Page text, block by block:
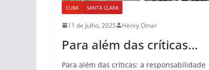
CUBA SANTA CLARA
11 de Julho, 2025 Henry Omar
Para além das críticas…
Para além das críticas: a responsabilidade